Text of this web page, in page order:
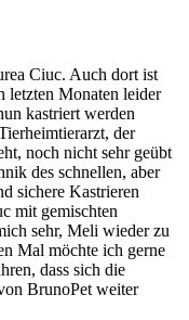
Ciuc. Auch dort ist
letzten Monaten leider
kastriert werden
der
noch nicht sehr geübt
des schnellen, aber
sichere Kastrieren
mit gemischten
sehr, Meli wieder zu
Mal möchte ich gerne
dass sich die
BrunoPet weiter